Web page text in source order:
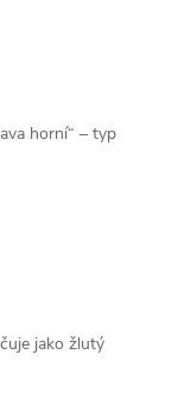
horní“ – typ
jako žlutý